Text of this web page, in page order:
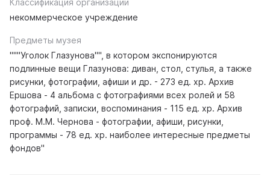
Классификация организации
некоммерческое учреждение
Предметы музея
"""Уголок Глазунова"", в котором экспонируются
подлинные вещи Глазунова: диван, стол, стулья, а также
рисунки, фотографии, афиши и др. - 273 ед. хр. Архив
Ершова - 4 альбома с фотографиями всех ролей и 58
фотографий, записки, воспоминания - 115 ед. хр. Архив
проф. М.М. Чернова - фотографии, афиши, рисунки,
программы - 78 ед. хр. наиболее интересные предметы
фондов"